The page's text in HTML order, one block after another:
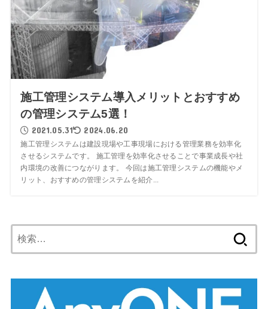
施工管理システム導入メリットとおすすめ
の管理システム5選！
2021.05.31 2024.06.20
施工管理システムは建設現場や工事現場における管理業務を効率化
させるシステムです。 施工管理を効率化させることで事業成長や社
内環境の改善につながります。 今回は施工管理システムの機能やメ
リット、おすすめの管理システムを紹介...
索: